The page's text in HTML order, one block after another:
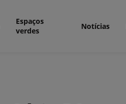
Espaços
verdes
Notícias